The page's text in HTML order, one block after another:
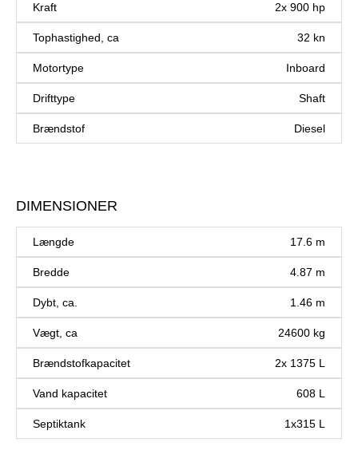
Kraft 2x 900 hp
Tophastighed, ca 32 kn
Motortype Inboard
Drifttype Shaft
Brændstof Diesel
DIMENSIONER
Længde 17.6 m
Bredde 4.87 m
Dybt, ca. 1.46 m
Vægt, ca 24600 kg
Brændstofkapacitet 2x 1375 L
Vand kapacitet 608 L
Septiktank 1x315 L